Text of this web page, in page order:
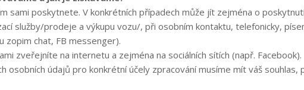
sami poskytnete. V konkrétních případech může jít zejména o
služby/prodeje a výkupu vozu/, při osobním kontaktu, telefonicky,
zopim chat, FB messenger).
zveřejníte na internetu a zejména na sociálních sítích (např. Facebook).
osobních údajů pro konkrétní účely zpracování musíme mít váš